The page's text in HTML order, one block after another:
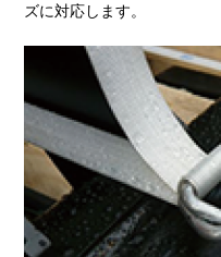
ズに対応します。